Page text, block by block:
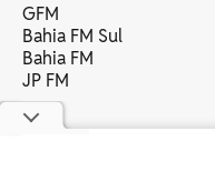
GFM
Bahia FM Sul
Bahia FM
JP FM